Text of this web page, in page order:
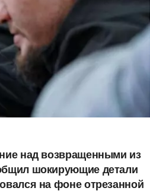
над возвращенными из
шокирующие детали
на фоне отрезанной